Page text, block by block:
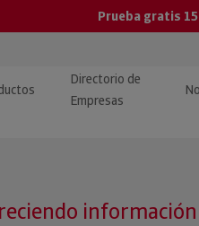
Prueba gratis
Directorio de
Empresas
Pública